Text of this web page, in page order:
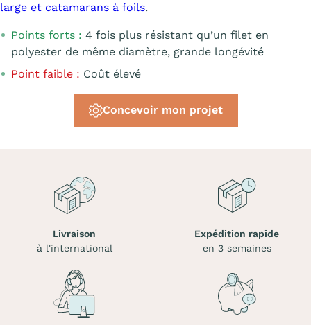
large et catamarans à foils.
Points forts : 4 fois plus résistant qu’un filet en
polyester de même diamètre, grande longévité
Point faible : Coût élevé
Concevoir mon projet
Livraison
à l'international
Expédition rapide
en 3 semaines